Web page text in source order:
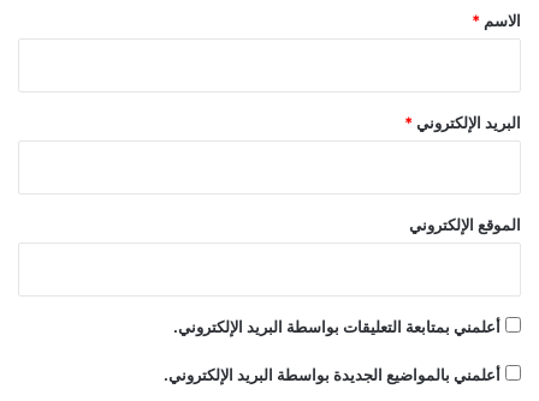
س
*
الاسم *
البريد الإلكتروني*
الموقع الإلكتروني
أعلمني بمتابعة التعليقات بواسطة البريد الإلكتروني.
أعلمني بالمواضيع الجديدة بواسطة البريد الإلكتروني.